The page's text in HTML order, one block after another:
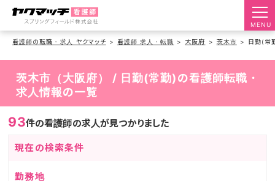
MENU
看護師の転職・求人 ヤクマッチ 看護師 求人・転職 大阪府 茨木市 日勤(常
茨木市（大阪府） / 日勤(常勤)の看護師転職・
求人情報の一覧
93件の看護師の求人が見つかりました
現在の検索条件
勤務地